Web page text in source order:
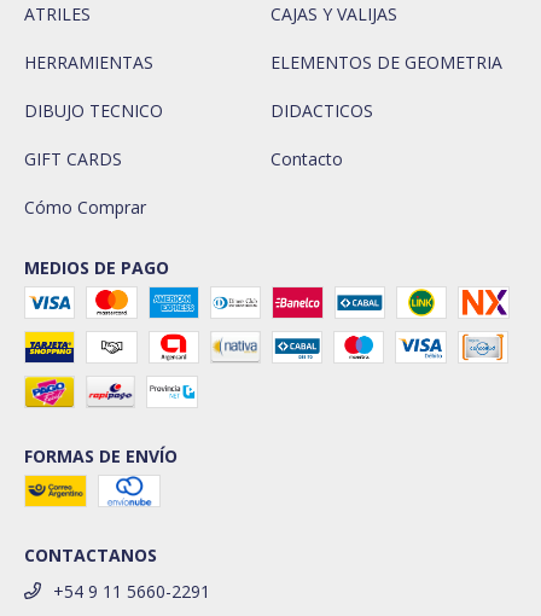
ATRILES CAJAS Y VALIJAS
HERRAMIENTAS ELEMENTOS DE GEOMETRIA
DIBUJO TECNICO DIDACTICOS
GIFT CARDS Contacto
Cómo Comprar
MEDIOS DE PAGO
FORMAS DE ENVÍO
CONTACTANOS
+54 9 11 5660-2291